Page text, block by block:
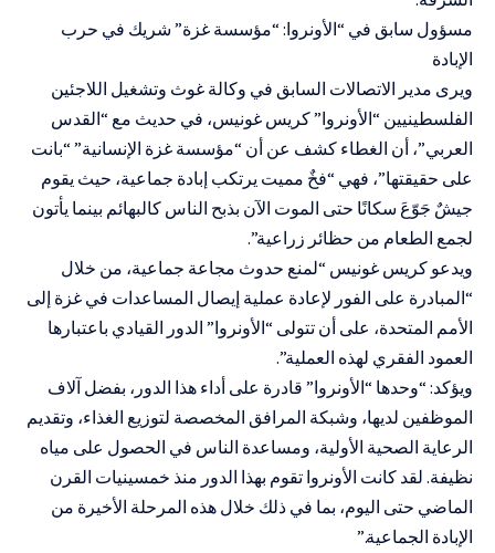
مسؤول سابق في “الأونروا: “مؤسسة غزة” شريك في حرب
الإبادة
ويرى مدير الاتصالات السابق في وكالة غوث وتشغيل اللاجئين
الفلسطينيين “الأونروا” كريس غونيس، في حديث مع “القدس
العربي”، أن الغطاء كشف عن أن “مؤسسة غزة الإنسانية” “بانت
على حقيقتها”، فهي “فخٌ مميت يرتكب إبادة جماعية، حيث يقوم
جيشٌ جَوّعَ سكانًا حتى الموت الآن بذبح الناس كالبهائم بينما يأتون
لجمع الطعام من حظائر زراعية”.
ويدعو كريس غونيس “لمنع حدوث مجاعة جماعية، من خلال
“المبادرة على الفور لإعادة عملية إيصال المساعدات في غزة إلى
الأمم المتحدة، على أن تتولى “الأونروا” الدور القيادي باعتبارها
العمود الفقري لهذه العملية”.
ويؤكد: “وحدها “الأونروا” قادرة على أداء هذا الدور، بفضل آلاف
الموظفين لديها، وشبكة المرافق المخصصة لتوزيع الغذاء، وتقديم
الرعاية الصحية الأولية، ومساعدة الناس في الحصول على مياه
نظيفة. لقد كانت الأونروا تقوم بهذا الدور منذ خمسينيات القرن
الماضي حتى اليوم، بما في ذلك خلال هذه المرحلة الأخيرة من
الإبادة الجماعية.”